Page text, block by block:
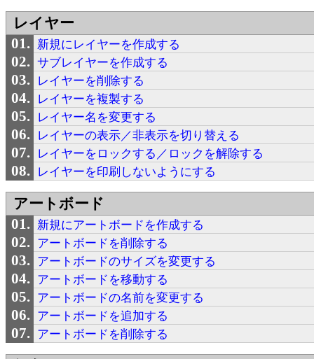
レイヤー
新規にレイヤーを作成する
サブレイヤーを作成する
レイヤーを削除する
レイヤーを複製する
レイヤー名を変更する
レイヤーの表示／非表示を切り替える
レイヤーをロックする／ロックを解除する
レイヤーを印刷しないようにする
アートボード
新規にアートボードを作成する
アートボードを削除する
アートボードのサイズを変更する
アートボードを移動する
アートボードの名前を変更する
アートボードを追加する
アートボードを削除する